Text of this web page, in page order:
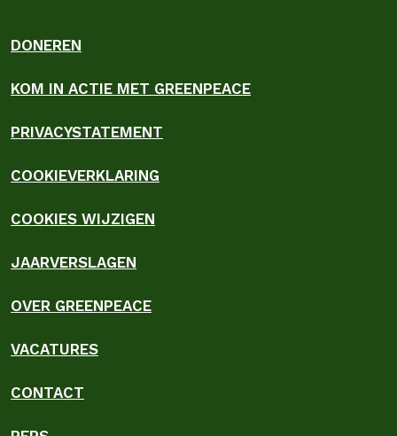
DONEREN
KOM IN ACTIE MET GREENPEACE
PRIVACYSTATEMENT
COOKIEVERKLARING
COOKIES WIJZIGEN
JAARVERSLAGEN
OVER GREENPEACE
VACATURES
CONTACT